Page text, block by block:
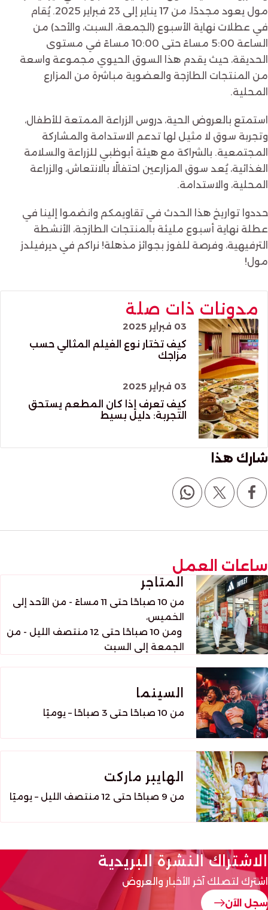
مول يعود مجددًا، من 17 يناير إلى 23 فبراير 2025. يُقام
في عطلات نهاية الأسبوع (الجمعة، السبت، والأحد) من
الساعة 5:00 مساءً حتى 10:00 مساءً في مستوى
الحديقة، حيث يقدم هذا السوق الحيوي مجموعة واسعة
من المنتجات الطازجة والعضوية مباشرة من المزارع
المحلية.
استمتع بالعروض الحية، دروس الزراعة الممتعة للأطفال،
وتجربة سوق لا مثيل لها تدعم الاستدامة والمشاركة
المجتمعية. بالشراكة مع هيئة أبوظبي للزراعة والسلامة
الغذائية، يُعد سوق المزارعين احتفالًا بالانتعاش، والزراعة
المحلية، والاستدامة.
حددوا تواريخ هذا الحدث في تقاويمكم وانضموا إلينا في
عطلة نهاية أسبوع مليئة بالمنتجات الطازجة، الأنشطة
الترفيهية، وفرصة للفوز بجوائز مذهلة! نراكم في ديرفيلدز
مول!
مدونات ذات صلة
03 فبراير 2025
كيف تختار نوع الفيلم المثالي حسب
مزاجك
03 فبراير 2025
كيف تعرف إذا كان المطعم يستحق
التجربة: دليل بسيط
شارك هذا
ساعات العمل
المتاجر
من 10 صباحًا حتى 11 مساءً - من الأحد إلى
الخميس،
ومن 10 صباحًا حتى 12 منتصف الليل - من
الجمعة إلى السبت
السينما
من 10 صباحًا حتى 3 صباحًا – يوميًا
الهايبر ماركت
من 9 صباحًا حتى 12 منتصف الليل – يوميًا
الاشتراك النشرة البريدية
اشترك لتصلك آخر الأخبار والعروض
سجل الآن